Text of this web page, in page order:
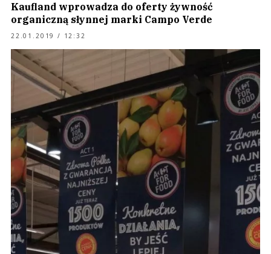
Kaufland wprowadza do oferty żywność
organiczną słynnej marki Campo Verde
22.01.2019 / 12:32